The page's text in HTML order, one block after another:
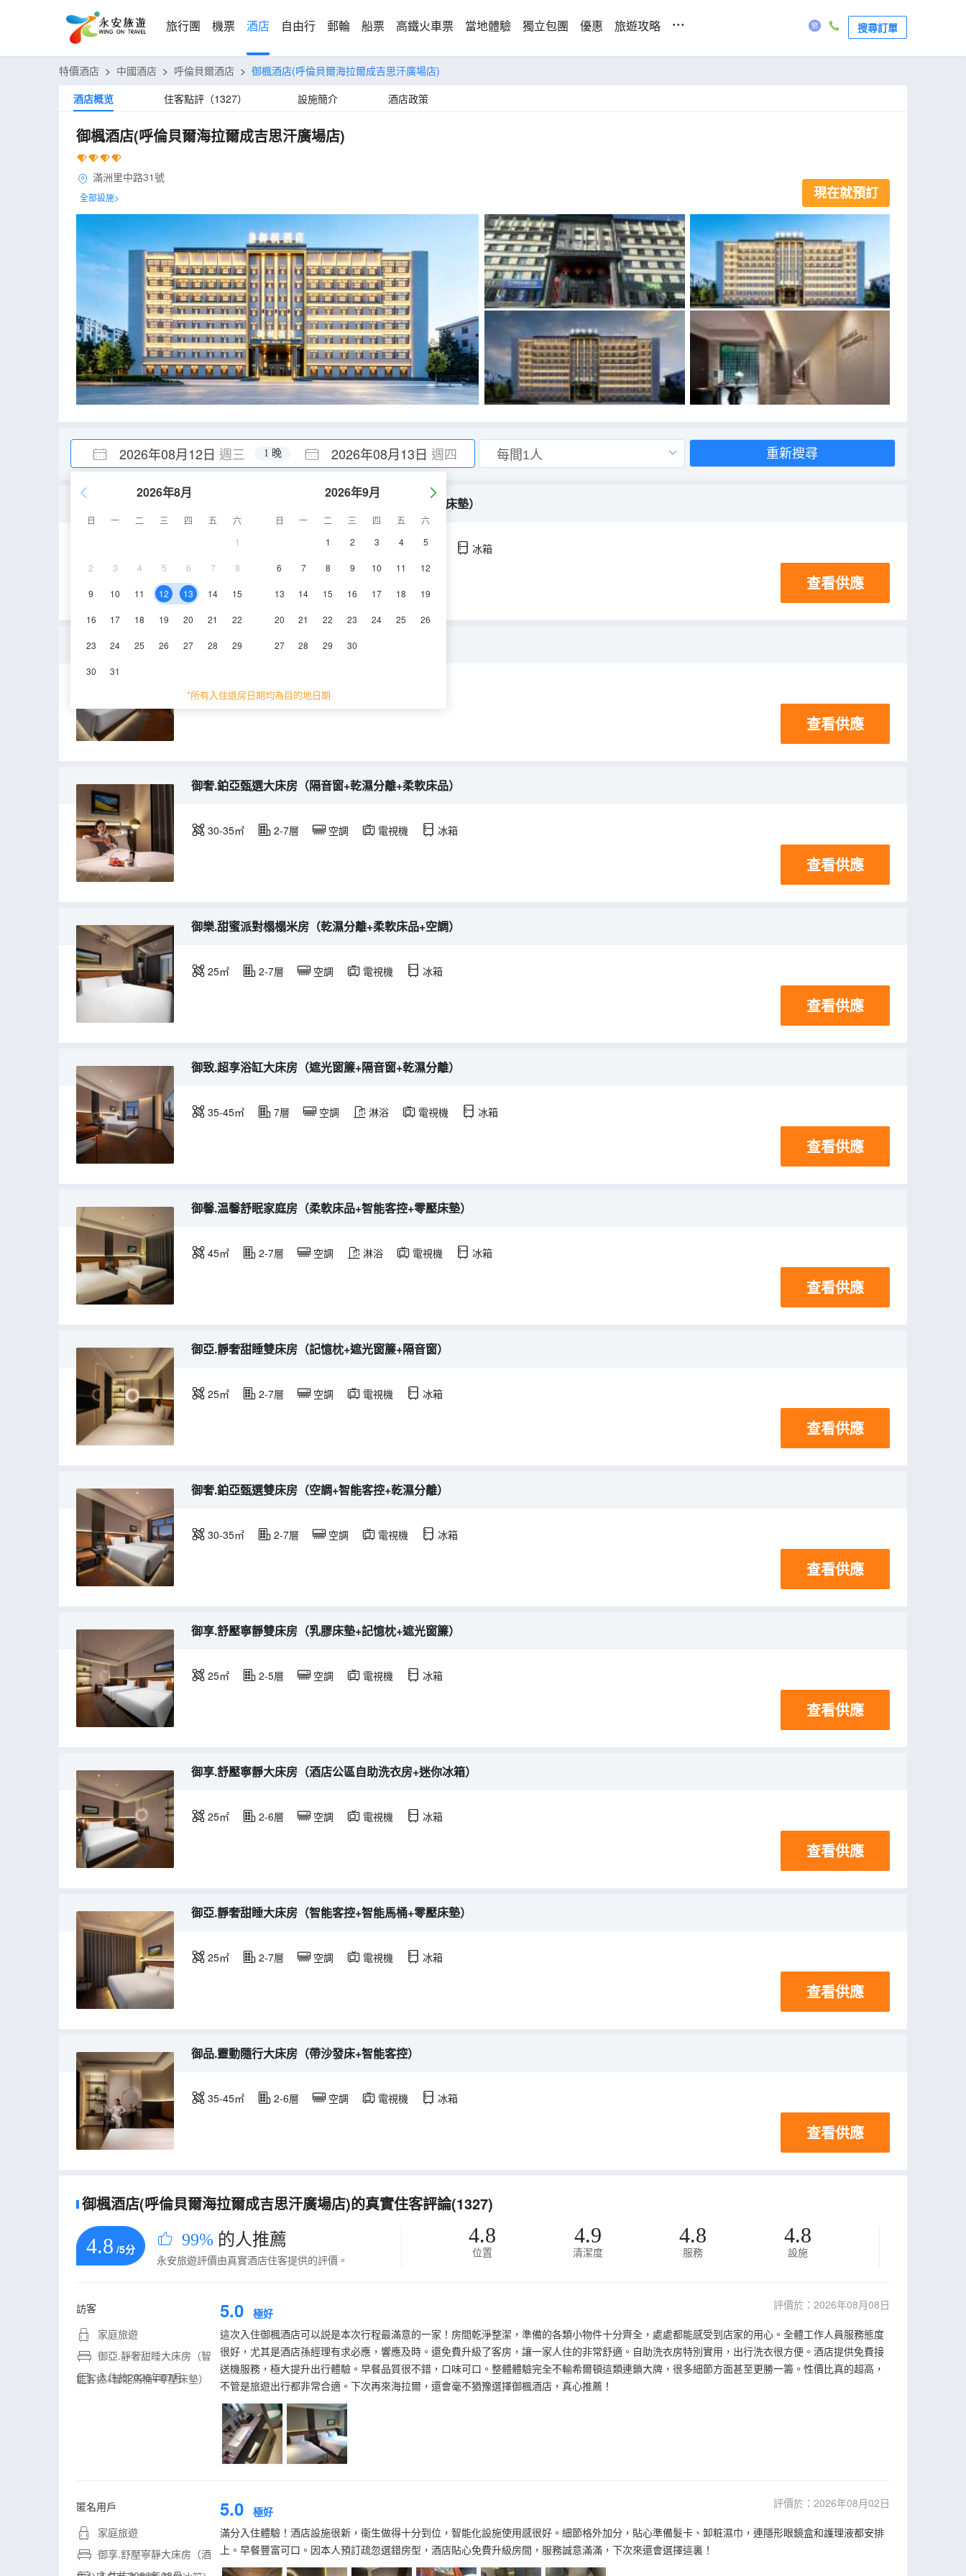
旅行團 機票 酒店 自由行 郵輪 船票 高鐵火車票 當地體驗 獨立包團 優惠 旅遊攻略 ... 搜尋訂單
特價酒店 > 中國酒店 > 呼倫貝爾酒店 > 御楓酒店(呼倫貝爾海拉爾成吉思汗廣場店)
酒店概览
住客點評（1327） 設施簡介 酒店政策
御楓酒店(呼倫貝爾海拉爾成吉思汗廣場店)
滿洲里中路31號
全部設施> 現在就預訂
2026年08月12日 週三 2026年08月13日 週四
1 晚
2026年8月
日 一 二 三 四 五
六
1
2 3 4 5 6 7 8
9 10 11 12 13 14 15
16 17 18 19 20 21 22
23 24 25 26 27 28 29
30 31
2026年9月
日 一 二 三 四 五
六
1
2 3 4 5
6 7 8 9 10 11 12
13 14 15 16 17 18 19
20 21 22 23 24 25 26
27 28 29 30
*所有入住退房日期均為目的地日期
重新搜尋
小黃鴨主題親子房（智能客控+智能馬桶+零壓乳膠床墊）
空調 淋浴 電視機 冰箱
查看供應
御楓.卡爾頓套房（記憶枕+遮光窗簾+隔音窗）
70㎡ 空調 淋浴
查看供應
御奢.鉑亞甄選大床房（隔音窗+乾濕分離+柔軟床品）
30-35㎡ 2-7層 空調 電視機 冰箱
查看供應
御樂.甜蜜派對榻榻米房（乾濕分離+柔軟床品+空調）
25㎡ 2-7層 空調 電視機 冰箱
查看供應
御致.超享浴缸大床房（遮光窗簾+隔音窗+乾濕分離）
35-45㎡ 7層 空調 淋浴 電視機 冰箱
查看供應
御馨.温馨舒眠家庭房（柔軟床品+智能客控+零壓床墊）
45㎡ 2-7層 空調 淋浴 電視機 冰箱
查看供應
御亞.靜奢甜睡雙床房（記憶枕+遮光窗簾+隔音窗）
25㎡ 2-7層 空調 電視機 冰箱
查看供應
御奢.鉑亞甄選雙床房（空調+智能客控+乾濕分離）
30-35㎡ 2-7層 空調 電視機 冰箱
查看供應
御享.舒壓寧靜雙床房（乳膠床墊+記憶枕+遮光窗簾）
25㎡ 2-5層 空調 電視機 冰箱
查看供應
御享.舒壓寧靜大床房（酒店公區自助洗衣房+迷你冰箱）
25㎡ 2-6層 空調 電視機 冰箱
查看供應
御亞.靜奢甜睡大床房（智能客控+智能馬桶+零壓床墊）
25㎡ 2-7層 空調 電視機 冰箱
查看供應
御品.靈動隨行大床房（帶沙發床+智能客控）
35-45㎡ 2-6層 空調 電視機 冰箱
查看供應
御楓酒店(呼倫貝爾海拉爾成吉思汗廣場店)的真實住客評論(1327)
4.8 /5分 99% 的人推薦
永安旅遊評價由真實酒店住客提供的評價。
4.8
位置
4.9
清潔度
4.8
服務
4.8
設施
訪客
家庭旅遊
御亞.靜奢甜睡大床房（智
能客控+智能馬桶+零壓床墊）
入住於2026年07月
5.0 極好
評價於：2026年08月08日
這次入住御楓酒店可以説是本次行程最滿意的一家！房間乾淨整潔，準備的各類小物件十分齊全，處處都能感受到店家的用心。全體工作人員服務態度
很好，尤其是酒店孫經理有求必應，響應及時。還免費升級了客房，讓一家人住的非常舒適。自助洗衣房特別實用，出行洗衣很方便。酒店提供免費接
送機服務，極大提升出行體驗。早餐品質很不錯，口味可口。整體體驗完全不輸希爾頓這類連鎖大牌，很多細節方面甚至更勝一籌。性價比真的超高，
不管是旅遊出行都非常合適。下次再來海拉爾，還會毫不猶豫選擇御楓酒店，真心推薦！
匿名用戶
家庭旅遊
御享.舒壓寧靜大床房（酒
5.0 極好
評價於：2026年08月02日
滿分入住體驗！酒店設施很新，衞生做得十分到位，智能化設施使用感很好。細節格外加分，貼心準備髮卡、卸粧濕巾，連隱形眼鏡盒和護理液都安排
上。早餐豐富可口。因本人預訂疏忽選錯房型，酒店貼心免費升級房間，服務誠意滿滿，下次來還會選擇這裏！